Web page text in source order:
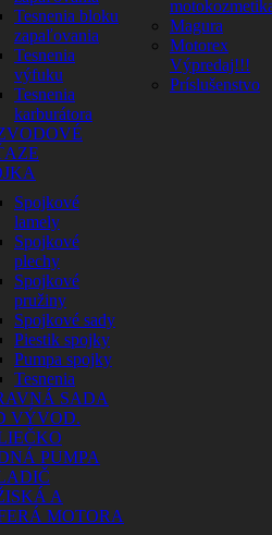
Tesnenia bloku
zapaľovania
Tesnenia
výfuku
Tesnenia
karburátora
Spojkové
lamely
Spojkové
plechy
Spojkové
pružiny
Spojkové sady
Piestik spojky
Pumpa spojky
Tesnenia
SADA
VÝVOD.
PUMPA
A
MOTORA
Magura
Motorex
Výpredaj!!!
Príslušenstvo